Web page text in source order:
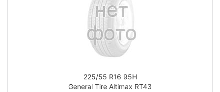
225/55 R16 95H
General Tire Altimax RT43